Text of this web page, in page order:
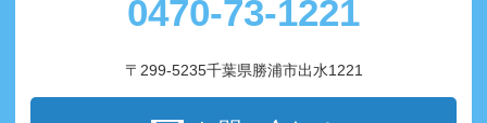
0470-73-1221
〒299-5235千葉県勝浦市出水1221